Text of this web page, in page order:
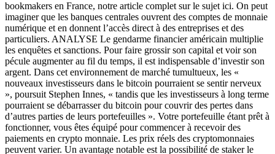
bookmakers en France, notre article complet sur le sujet ici. On peut
imaginer que les banques centrales ouvrent des comptes de monnaie
numérique et en donnent l’accès direct à des entreprises et des
particuliers. ANALYSE Le gendarme financier américain multiplie
les enquêtes et sanctions. Pour faire grossir son capital et voir son
pécule augmenter au fil du temps, il est indispensable d’investir son
argent. Dans cet environnement de marché tumultueux, les «
nouveaux investisseurs dans le bitcoin pourraient se sentir nerveux
», poursuit Stephen Innes, « tandis que les investisseurs à long terme
pourraient se débarrasser du bitcoin pour couvrir des pertes dans
d’autres parties de leurs portefeuilles ». Votre portefeuille étant prêt à
fonctionner, vous êtes équipé pour commencer à recevoir des
paiements en crypto monnaie. Les prix réels des cryptomonnaies
peuvent varier. Un avantage notable est la possibilité de staker le